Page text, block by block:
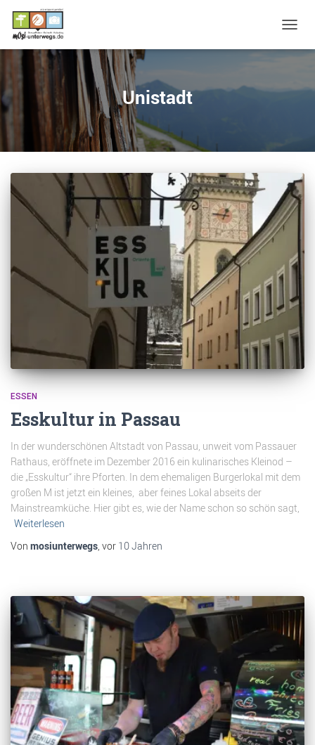
Unistadt
ESSEN
Esskultur in Passau
In der wunderschönen Altstadt von Passau, unweit vom Passauer
Rathaus, eröffnete im Dezember 2016 ein kulinarisches Kleinod –
die „Esskultur“ ihre Pforten. In dem ehemaligen Burgerlokal mit dem
großen M ist jetzt ein kleines, aber feines Lokal abseits der
Mainstreamküche. Hier gibt es, wie der Name schon so schön sagt,
Weiterlesen
Von mosiunterwegs , vor 10 Jahren